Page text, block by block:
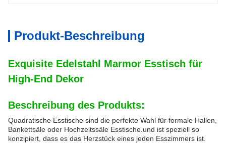
Produkt-Beschreibung
Exquisite Edelstahl Marmor Esstisch für
High-End Dekor
Beschreibung des Produkts:
Quadratische Esstische sind die perfekte Wahl für formale Hallen,
Bankettsäle oder Hochzeitssäle Esstische.und ist speziell so
konzipiert, dass es das Herzstück eines jeden Esszimmers ist.